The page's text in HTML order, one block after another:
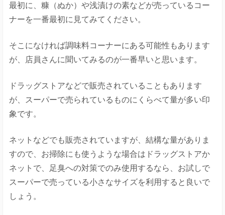
最初に、糠（ぬか）や浅漬けの素などが売っているコー
ナーを一番最初に見てみてください。
そこになければ調味料コーナーにある可能性もあります
が、店員さんに聞いてみるのが一番早いと思います。
ドラッグストアなどで販売されていることもあります
が、スーパーで売られているものにくらべて量が多い印
象です。
ネットなどでも販売されていますが、結構な量がありま
すので、お掃除にも使うような場合はドラッグストアか
ネットで、足臭への対策でのみ使用するなら、お試しで
スーパーで売っている小さなサイズを利用すると良いで
しょう。